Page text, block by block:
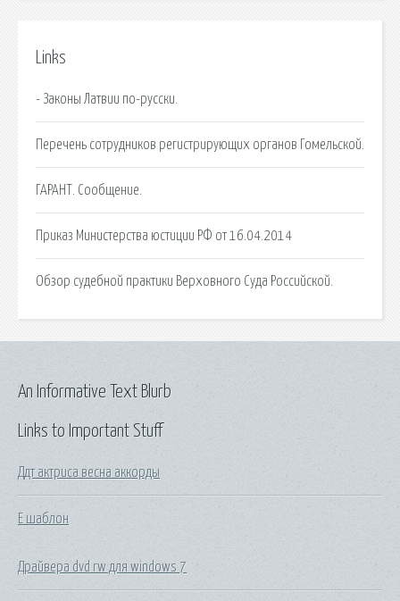
Links
- Законы Латвии по-русски.
Перечень сотрудников регистрирующих органов Гомельской.
ГАРАНТ. Сообщение.
Приказ Министерства юстиции РФ от 16.04.2014
Обзор судебной практики Верховного Суда Российской.
Links to Important Stuff
Ддт актриса весна аккорды
Е шаблон
Драйвера dvd rw для windows 7
An Informative Text Blurb